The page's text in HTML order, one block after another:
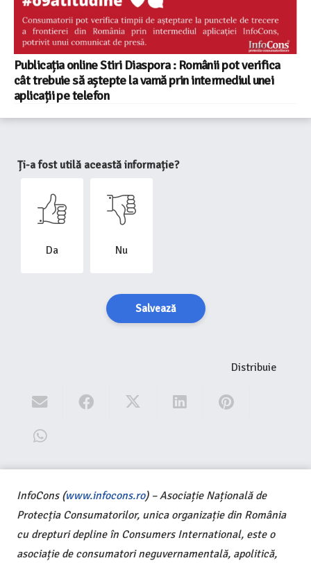
Publicația online Stiri Diaspora : Românii pot verifica
cât trebuie să aștepte la vamă prin intermediul unei
aplicații pe telefon
Ți-a fost utilă această informație?
Da Nu
Salvează
Distribuie
InfoCons (www.infocons.ro) – Asociație Națională de
Protecția Consumatorilor, unica organizație din România
cu drepturi depline în Consumers International, este o
asociație de consumatori neguvernamentală, apolitică,